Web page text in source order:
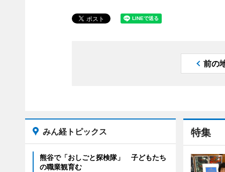
前の
特集
みん経トピックス
熊谷で「おしごと探検隊」 子どもたち
の職業観育む